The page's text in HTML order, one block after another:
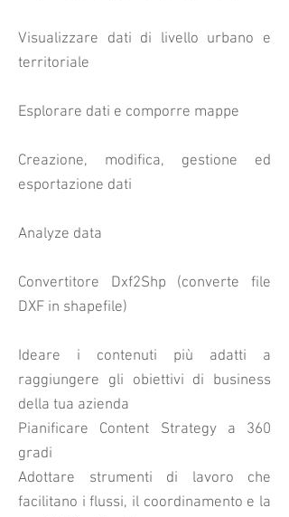
Visualizzare dati di livello urbano e
territoriale
Esplorare dati e comporre mappe
Creazione, modifica, gestione ed
esportazione dati
Analyze data
Convertitore Dxf2Shp (converte file
DXF in shapefile)
Ideare i contenuti più adatti a
raggiungere gli obiettivi di business
della tua azienda
Pianificare Content Strategy a 360
gradi
Adottare strumenti di lavoro che
facilitano i flussi, il coordinamento e la